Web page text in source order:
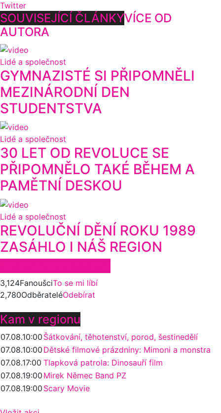
Twitter
SOUVISEJÍCÍ ČLÁNKYVÍCE OD
AUTORA
Lidé a společnost
GYMNAZISTÉ SI PŘIPOMNĚLI
MEZINÁRODNÍ DEN
STUDENTSTVA
Lidé a společnost
30 LET OD REVOLUCE SE
PŘIPOMNĚLO TAKÉ BĚHEM A
PAMĚTNÍ DESKOU
Lidé a společnost
REVOLUČNÍ DĚNÍ ROKU 1989
ZASÁHLO I NÁŠ REGION
3,124FanoušciTo se mi líbí
2,780OdběrateléOdebírat
Kam v regionu
07.08.10:00 Šátkování, těhotenství, porod, šestinedělí
07.08.10:00 Dětské filmové prázdniny: Mimoni a monstra
07.08.17:00 Tlapková patrola: Dinosauří film
07.08.19:00 Mirek Němec Band PZ
07.08.19:00 Scary Movie